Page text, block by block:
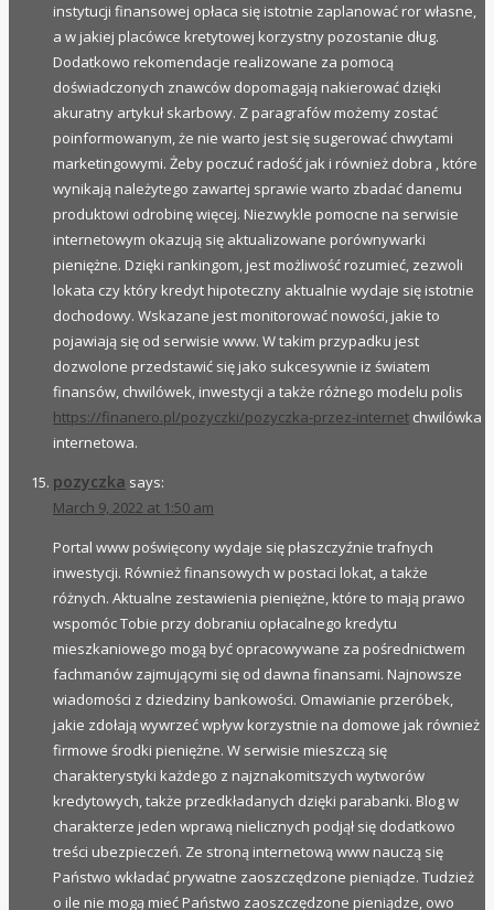
instytucji finansowej opłaca się istotnie zaplanować ror własne,
a w jakiej placówce kretytowej korzystny pozostanie dług.
Dodatkowo rekomendacje realizowane za pomocą
doświadczonych znawców dopomagają nakierować dzięki
akuratny artykuł skarbowy. Z paragrafów możemy zostać
poinformowanym, że nie warto jest się sugerować chwytami
marketingowymi. Żeby poczuć radość jak i również dobra , które
wynikają należytego zawartej sprawie warto zbadać danemu
produktowi odrobinę więcej. Niezwykle pomocne na serwisie
internetowym okazują się aktualizowane porównywarki
pieniężne. Dzięki rankingom, jest możliwość rozumieć, zezwoli
lokata czy który kredyt hipoteczny aktualnie wydaje się istotnie
dochodowy. Wskazane jest monitorować nowości, jakie to
pojawiają się od serwisie www. W takim przypadku jest
dozwolone przedstawić się jako sukcesywnie iz światem
finansów, chwilówek, inwestycji a także różnego modelu polis
https://finanero.pl/pozyczki/pozyczka-przez-internet chwilówka
internetowa.
pozyczka says:
March 9, 2022 at 1:50 am
Portal www poświęcony wydaje się płaszczyźnie trafnych
inwestycji. Również finansowych w postaci lokat, a także
różnych. Aktualne zestawienia pieniężne, które to mają prawo
wspomóc Tobie przy dobraniu opłacalnego kredytu
mieszkaniowego mogą być opracowywane za pośrednictwem
fachmanów zajmującymi się od dawna finansami. Najnowsze
wiadomości z dziedziny bankowości. Omawianie przeróbek,
jakie zdołają wywrzeć wpływ korzystnie na domowe jak również
firmowe środki pieniężne. W serwisie mieszczą się
charakterystyki każdego z najznakomitszych wytworów
kredytowych, także przedkładanych dzięki parabanki. Blog w
charakterze jeden wprawą nielicznych podjął się dodatkowo
treści ubezpieczeń. Ze stroną internetową www nauczą się
Państwo wkładać prywatne zaoszczędzone pieniądze. Tudzież
o ile nie mogą mieć Państwo zaoszczędzone pieniądze, owo